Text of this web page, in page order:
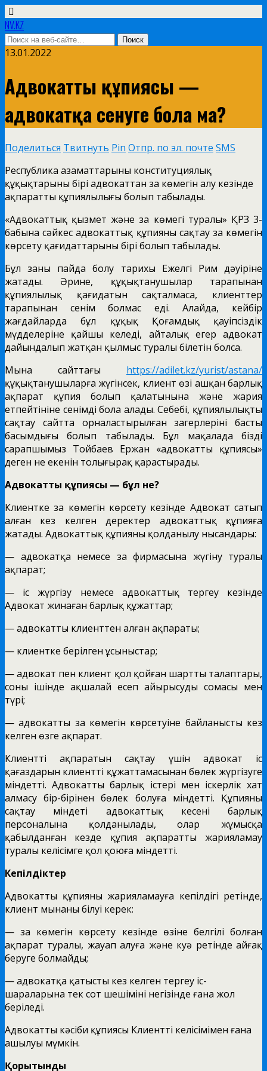
NV.KZ
13.01.2022
Адвокаттың құпиясы —
адвокатқа сенуге бола ма?
Поделиться Твитнуть Pin Отпр. по эл. почте SMS
Республика азаматтарының конституциялық
құқықтарының бірі адвокаттан заң көмегін алу кезінде
ақпараттың құпиялылығы болып табылады.
«Адвокаттық қызмет және заң көмегі туралы» ҚРЗ 3-
бабына сәйкес адвокаттық құпияны сақтау заң көмегін
көрсету қағидаттарының бірі болып табылады.
Бұл заңның пайда болу тарихы Ежелгі Рим дәуіріне
жатады. Әрине, құқықтанушылар тарапынан
құпиялылық қағидатын сақталмаса, клиенттер
тарапынан сенім болмас еді. Алайда, кейбір
жағдайларда бұл құқық Қоғамдық қауіпсіздік
мүдделеріне қайшы келеді, айталық егер адвокат
дайындалып жатқан қылмыс туралы білетін болса.
Мына сайттағы https://adilet.kz/yurist/astana/
құқықтанушыларға жүгінсек, клиент өзі ашқан барлық
ақпарат құпия болып қалатынына және жария
етпейтініне сенімді бола алады. Себебі, құпиялылықты
сақтау сайтта орналастырылған заңгерлерінің басты
басымдығы болып табылады. Бұл мақалада біздің
сарапшымыз Тойбаев Ержан «адвокаттың құпиясы»
деген не екенін толығырақ қарастырады.
Адвокаттың құпиясы — бұл не?
Клиентке заң көмегін көрсету кезінде Адвокат сатып
алған кез келген деректер адвокаттық құпияға
жатады. Адвокаттық құпияның қолданылу нысандары:
— адвокатқа немесе заң фирмасына жүгіну туралы
ақпарат;
— іс жүргізу немесе адвокаттық тергеу кезінде
Адвокат жинаған барлық құжаттар;
— адвокаттың клиенттен алған ақпараты;
— клиентке берілген ұсыныстар;
— адвокат пен клиент қол қойған шарттың талаптары,
соның ішінде ақшалай есеп айырысудың сомасы мен
түрі;
— адвокаттың заң көмегін көрсетуіне байланысты кез
келген өзге ақпарат.
Клиенттің ақпаратын сақтау үшін адвокат іс
қағаздарын клиенттің құжаттамасынан бөлек жүргізуге
міндетті. Адвокаттың барлық істері мен іскерлік хат
алмасу бір-бірінен бөлек болуға міндетті. Құпияны
сақтау міндеті адвокаттық кеңсенің барлық
персоналына қолданылады, олар жұмысқа
қабылданған кезде құпия ақпаратты жарияламау
туралы келісімге қол қоюға міндетті.
Кепілдіктер
Адвокаттың құпияны жарияламауға кепілдігі ретінде,
клиент мынаны білуі керек:
— заң көмегін көрсету кезінде өзіне белгілі болған
ақпарат туралы, жауап алуға және куә ретінде айғақ
беруге болмайды;
— адвокатқа қатысты кез келген тергеу іс-
шараларына тек сот шешімінің негізінде ғана жол
беріледі.
Адвокаттың кәсіби құпиясы Клиенттің келісімімен ғана
ашылуы мүмкін.
Қорытынды